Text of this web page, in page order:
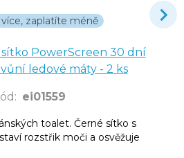
zaplatíte méně
PowerScreen 30 dní
s vůní ledové máty - 2 ks
: ei01559
toalet. Černé sítko s
rozstřik moči a osvěžuje